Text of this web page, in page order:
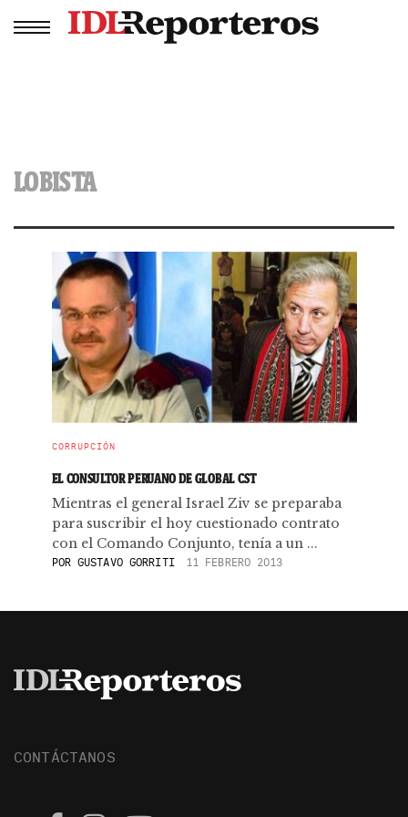
LOBISTA
CORRUPCIÓN
EL CONSULTOR PERUANO DE GLOBAL CST
Mientras el general Israel Ziv se preparaba
para suscribir el hoy cuestionado contrato
con el Comando Conjunto, tenía a un ...
POR GUSTAVO GORRITI 11 FEBRERO 2013
CONTÁCTANOS